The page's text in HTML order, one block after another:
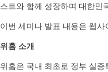
스트와 함께 성장하며 대한민
이번 세미나 발표 내용은 웹사
위홈 소개
위홈은 국내 최초로 정부 실